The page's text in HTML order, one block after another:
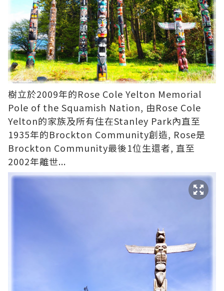
樹立於2009年的Rose Cole Yelton Memorial
Pole of the Squamish Nation, 由Rose Cole
Yelton的家族及所有住在Stanley Park內直至
1935年的Brockton Community創造, Rose是
Brockton Community最後1位生還者, 直至
2002年離世...